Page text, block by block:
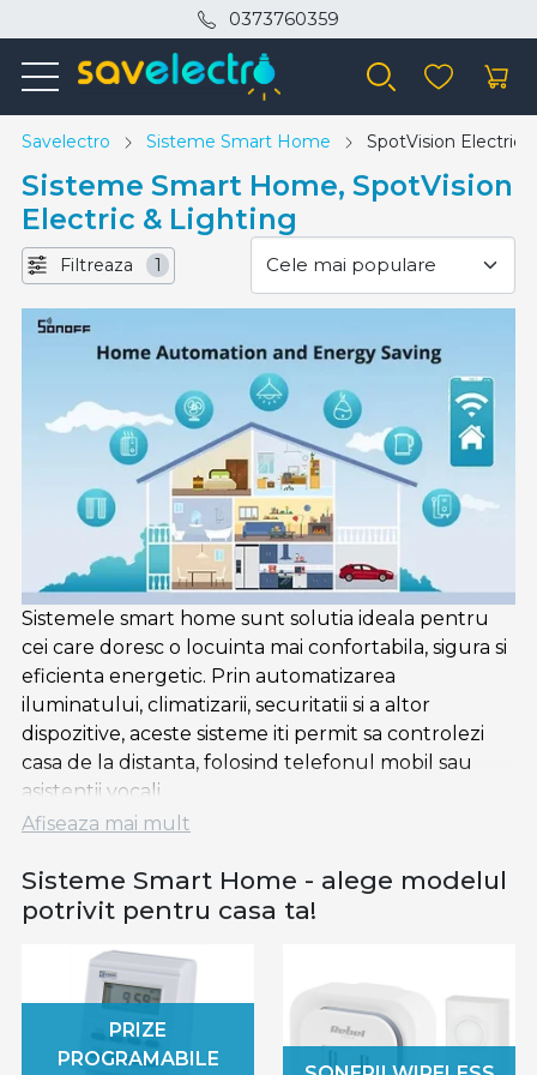
0373760359
Savelectro Sisteme Smart Home SpotVision Electric
Sisteme Smart Home, SpotVision
Electric & Lighting
Filtreaza 1
Sistemele smart home sunt solutia ideala pentru
cei care doresc o locuinta mai confortabila, sigura si
eficienta energetic. Prin automatizarea
iluminatului, climatizarii, securitatii si a altor
dispozitive, aceste sisteme iti permit sa controlezi
casa de la distanta, folosind telefonul mobil sau
asistentii vocali.
De ce sa alegi un sistem smart home?
✅Confort sporit– Controlezi iluminatul,
temperatura si electrocasnicele de oriunde, cu un
singur click.
Eficienta energetica
energie si reduci facturile la electricitate si gaz.
Siguranta avansata
– Monitorizezi casa in timp
real cu camere smart si sisteme de alarma
Afiseaza mai mult
Sisteme Smart Home - alege modelul
potrivit pentru casa ta!
PRIZE
PROGRAMABILE